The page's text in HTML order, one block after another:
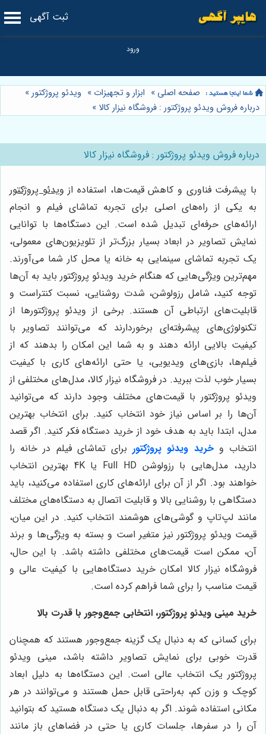
ثبت آگهی
صفحه اصلی » ابزار و تجهیزات » ویدئو پروژکتور»
درباره فروش ویدئو پروژکتور : فروشگاه نیزار کالا »
درباره فروش ویدئو پروژکتور : فروشگاه نیزار کالا
با پیشرفت فناوری و کاهش قیمت‌ها، استفاده از ویدئو پروژکتور
به یکی از راه‌های اصلی برای تجربه تماشای فیلم و انجام
ارائه‌های حرفه‌ای تبدیل شده است. این دستگاه‌ها با توانایی
نمایش تصاویر در ابعاد بسیار بزرگ‌تر از تلویزیون‌های معمولی،
یک تجربه تماشای سینمایی به خانه یا محل کار شما می‌آورند.
مهم‌ترین ویژگی‌هایی که هنگام خرید ویدئو پروژکتور باید به آن‌ها
توجه کنید، شامل رزولوشن، شدت روشنایی، نسبت کنتراست و
قابلیت‌های ارتباطی آن هستند. برخی از ویدئو پروژکتورها از
تکنولوژی‌های پیشرفته‌ای برخوردارند که می‌توانند تصاویر با
کیفیت بالایی ارائه دهند و به شما این امکان را بدهند که از
فیلم‌ها، بازی‌های ویدیویی، یا حتی ارائه‌های کاری با کیفیت
بسیار خوب لذت ببرید. در فروشگاه نیزار کالا، مدل‌های مختلفی از
ویدئو پروژکتور با قیمت‌های مختلف وجود دارند که می‌توانید
آن‌ها را بر اساس نیاز خود انتخاب کنید. برای انتخاب بهترین
مدل، ابتدا باید به هدف خود از خرید دستگاه فکر کنید. اگر قصد
انتخاب وخرید ویدئو پروژکتوربرای تماشای فیلم در خانه را
دارید، مدل‌هایی با رزولوشن Full HD یا 4K بهترین انتخاب
خواهند بود. اگر از آن برای ارائه‌های کاری استفاده می‌کنید، باید
دستگاهی با روشنایی بالا و قابلیت اتصال به دستگاه‌های مختلف
مانند لپ‌تاپ و گوشی‌های هوشمند انتخاب کنید. در این میان،
قیمت ویدئو پروژکتور نیز متغیر است و بسته به ویژگی‌ها و برند
آن، ممکن است قیمت‌های مختلفی داشته باشد. با این حال،
فروشگاه نیزار کالا امکان خرید دستگاه‌هایی با کیفیت عالی و
قیمت مناسب را برای شما فراهم کرده است.
خرید مینی ویدئو پروژکتور، انتخابی جمع‌وجور با قدرت بالا
برای کسانی که به دنبال یک گزینه جمع‌وجور هستند که همچنان
قدرت خوبی برای نمایش تصاویر داشته باشد، مینی ویدئو
پروژکتور یک انتخاب عالی است. این دستگاه‌ها به دلیل ابعاد
کوچک و وزن کم، به‌راحتی قابل حمل هستند و می‌توانند در هر
مکانی استفاده شوند. اگر به دنبال یک دستگاه هستید که بتوانید
آن را در سفرها، جلسات کاری یا حتی در فضاهای باز مانند